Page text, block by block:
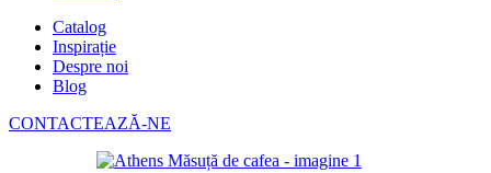
Catalog
Inspirație
Despre noi
Blog
CONTACTEAZĂ-NE